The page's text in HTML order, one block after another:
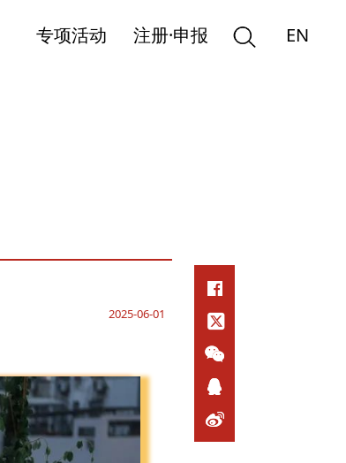
专项活动 注册·申报 EN
2025-06-01